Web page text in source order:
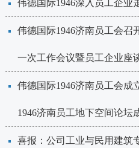
伟德国际1946深入员工企业
伟德国际1946济南员工会召
一次工作会议暨员工企业座
伟德国际1946济南员工会成
1946济南员工地下空间论坛
喜报：公司工业与民用建筑